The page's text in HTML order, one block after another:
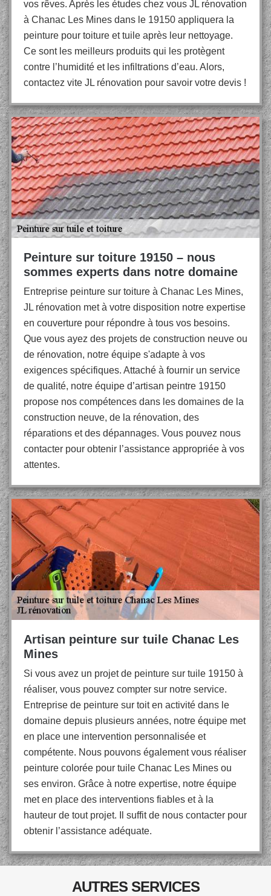
vos rêves. Après les études chez vous JL rénovation
à Chanac Les Mines dans le 19150 appliquera la
peinture pour toiture et tuile après leur nettoyage.
Ce sont les meilleurs produits qui les protègent
contre l’humidité et les infiltrations d’eau. Alors,
contactez vite JL rénovation pour savoir votre devis !
Peinture sur toiture 19150 – nous
sommes experts dans notre domaine
Entreprise peinture sur toiture à Chanac Les Mines,
JL rénovation met à votre disposition notre expertise
en couverture pour répondre à tous vos besoins.
Que vous ayez des projets de construction neuve ou
de rénovation, notre équipe s'adapte à vos
exigences spécifiques. Attaché à fournir un service
de qualité, notre équipe d’artisan peintre 19150
propose nos compétences dans les domaines de la
construction neuve, de la rénovation, des
réparations et des dépannages. Vous pouvez nous
contacter pour obtenir l’assistance appropriée à vos
attentes.
Artisan peinture sur tuile Chanac Les
Mines
Si vous avez un projet de peinture sur tuile 19150 à
réaliser, vous pouvez compter sur notre service.
Entreprise de peinture sur toit en activité dans le
domaine depuis plusieurs années, notre équipe met
en place une intervention personnalisée et
compétente. Nous pouvons également vous réaliser
peinture colorée pour tuile Chanac Les Mines ou
ses environ. Grâce à notre expertise, notre équipe
met en place des interventions fiables et à la
hauteur de tout projet. Il suffit de nous contacter pour
obtenir l’assistance adéquate.
AUTRES SERVICES